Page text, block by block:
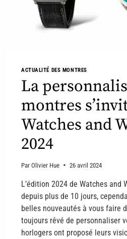
ACTUALITÉ DES MONTRES
La
montres
Watches and
2024
Par Olivier Hue 26 avril 2024
L’édition 2024 de Watches and
depuis plus de 10 jours,
belles nouveautés à vous faire
toujours rêvé de personnaliser
horlogers ont proposé leurs